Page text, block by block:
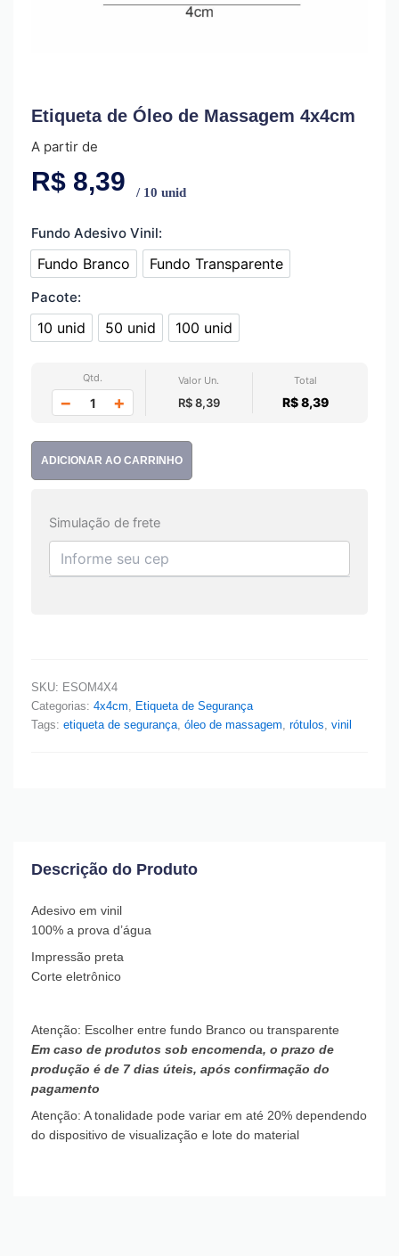
Etiqueta de Óleo de Massagem 4x4cm
A partir de
R$ 8,39 / 10 unid
Fundo Adesivo Vinil:
Fundo Branco
Fundo Branco
Fundo Transparente
Fundo Transparente
Pacote:
10 unid
10 unid
50 unid
50 unid
100 unid
100 unid
Qtd.
− +
Valor Un.
R$ 8,39
Total
R$ 8,39
ADICIONAR AO CARRINHO
Simulação de frete
SKU: ESOM4X4
Categorias: 4x4cm, Etiqueta de Segurança
Tags: etiqueta de segurança, óleo de massagem, rótulos, vinil
Descrição do Produto
Adesivo em vinil
100% a prova d’água
Impressão preta
Corte eletrônico
Atenção: Escolher entre fundo Branco ou transparente
Em caso de produtos sob encomenda, o prazo de
produção é de 7 dias úteis, após confirmação do
pagamento
Atenção: A tonalidade pode variar em até 20% dependendo
do dispositivo de visualização e lote do material